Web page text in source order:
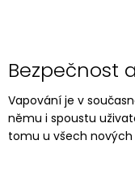
Bezpečnost
Vapování je v
němu i spoustu
tomu u všech nových